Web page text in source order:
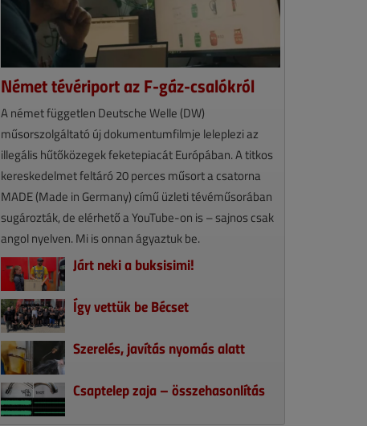
Német tévériport az F-gáz-csalókról
A német független Deutsche Welle (DW)
műsorszolgáltató új dokumentumfilmje leleplezi az
illegális hűtőközegek feketepiacát Európában. A titkos
kereskedelmet feltáró 20 perces műsort a csatorna
MADE (Made in Germany) című üzleti tévéműsorában
sugározták, de elérhető a YouTube-on is – sajnos csak
angol nyelven. Mi is onnan ágyaztuk be.
Járt neki a buksisimi!
Így vettük be Bécset
Szerelés, javítás nyomás alatt
Csaptelep zaja – összehasonlítás